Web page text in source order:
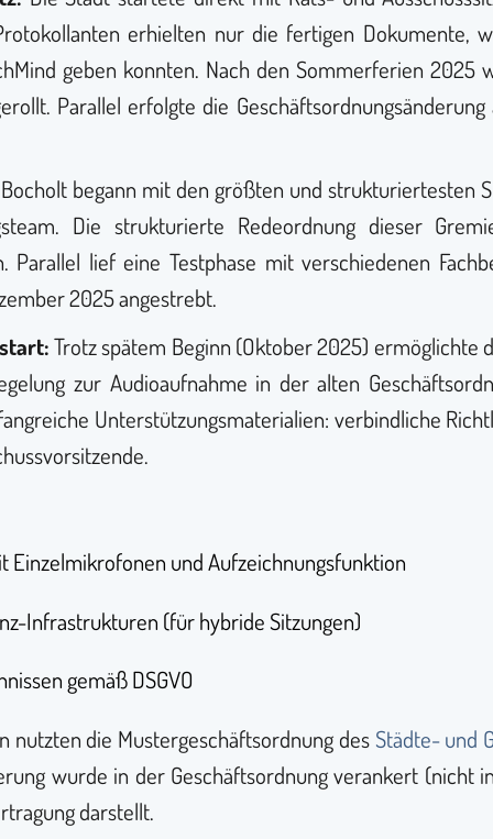
erhielten nur die fertigen Dokumente,
geben konnten. Nach den Sommerferien
Parallel erfolgte die
begann mit den größten und strukturiertesten
Die strukturierte Redeordnung dieser
Parallel lief eine Testphase mit verschiedenen
2025 angestrebt.
Trotz spätem Beginn (Oktober 2025)
zur Audioaufnahme in der alten
Unterstützungsmaterialien: verbindliche
Einzelmikrofonen und Aufzeichnungsfunktion
Infrastrukturen (für hybride Sitzungen)
gemäß DSGVO
nutzten die Mustergeschäftsordnung des Städte- und
wurde in der Geschäftsordnung verankert (nicht
darstellt.